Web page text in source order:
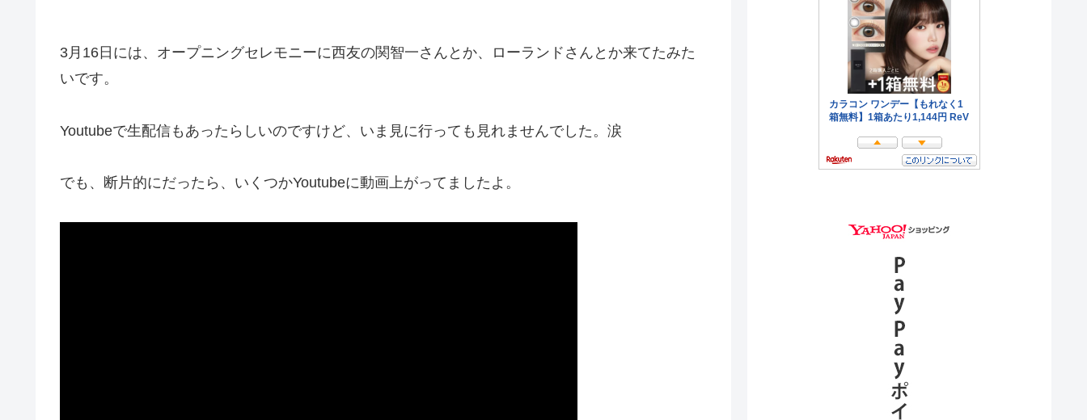
3月16日には、オープニングセレモニーに西友の関智一さんとか、ローランドさんとか来てたみた
いです。
Youtubeで生配信もあったらしいのですけど、いま見に行っても見れませんでした。涙
でも、断片的にだったら、いくつかYoutubeに動画上がってましたよ。